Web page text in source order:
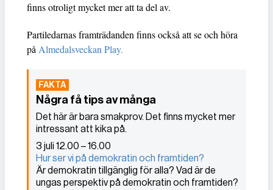
finns otroligt mycket mer att ta del av.
Partiledarnas framträdanden finns också att se och höra
på Almedalsveckan Play.
Några få tips av många
Det här är bara smakprov. Det finns mycket mer
intressant att kika på.
3 juli 12.00 – 16.00
Hur ser vi på demokratin och framtiden?
Är demokratin tillgänglig för alla? Vad är de
ungas perspektiv på demokratin och framtiden?